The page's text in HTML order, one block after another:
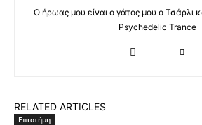
Ο ήρωας μου είναι ο γάτος μου ο Τσάρλι
Psychedelic Trance
RELATED ARTICLES
Επιστήμη